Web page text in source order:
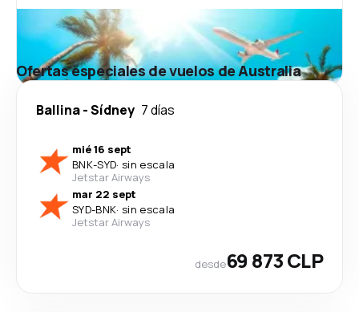
Ofertas especiales de vuelos de Australia
Ballina-Sídney 7 días
mié 16 sept
BNK-SYD· sin escala
Jetstar Airways
mar 22 sept
SYD-BNK· sin escala
Jetstar Airways
desde69 873 CLP